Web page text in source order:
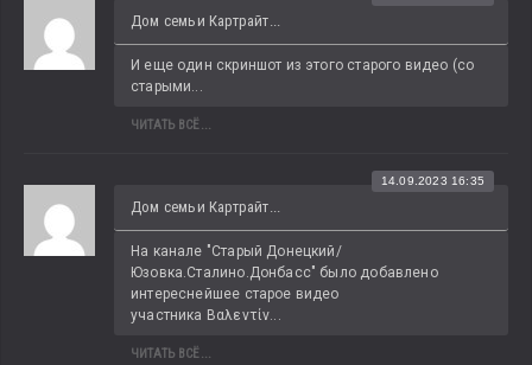
Дом семьи Картрайт...
И еще один скриншот из этого старого видео (со
старыми...
ЧИТАТЬ ВСЁ...
Дом семьи Картрайт...
14.09.2023 16:35
На канале "Старый Донецкий/
Юзовка.Сталино.Донбасс" было добавлено
интереснейшее старое видео
участника Βαλεντίν...
ЧИТАТЬ ВСЁ...